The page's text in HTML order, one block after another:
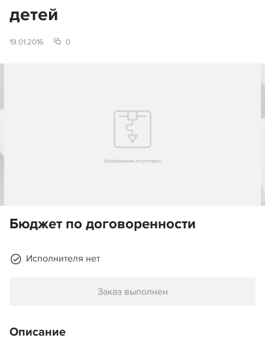
детей
19.01.2016 0
Бюджет по договоренности
Исполнителя нет
Заказ выполнен
Описание